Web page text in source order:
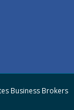
Business Brokers